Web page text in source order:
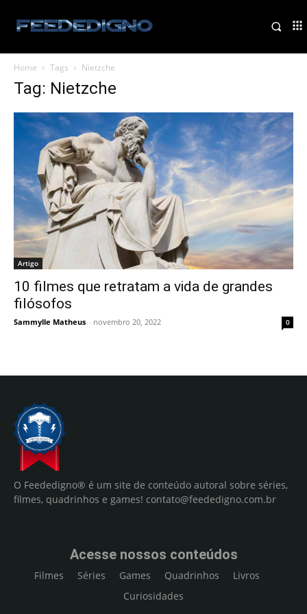
Home Tags Nietzche
Tag: Nietzche
Artigo
10 filmes que retratam a vida de grandes
filósofos
Sammylle Matheus - novembro 20, 2022 0
O Feededigno® é um site de conteúdo autoral sobre séries,
filmes, quadrinhos e games! contato@feededigno.com.br
Acesse nossos conteúdos
Filmes Séries Games Quadrinhos
Livros
Curiosidades